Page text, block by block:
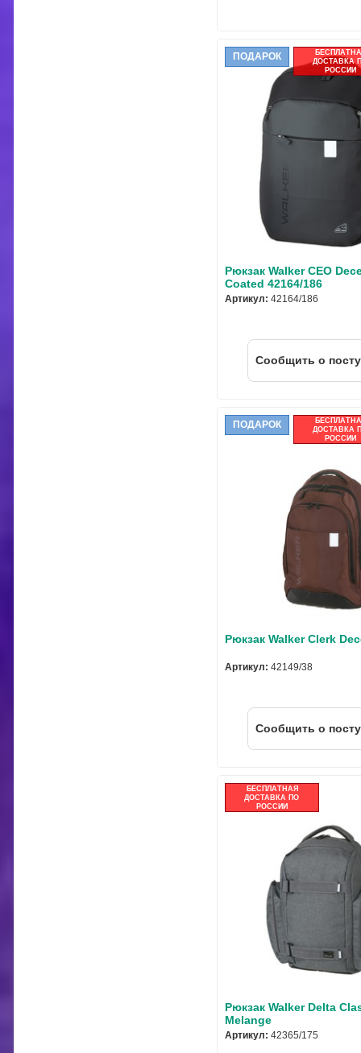
ПОДАРОК
ДОСТАВКА
РОССИИ
Рюкзак Walker CEO
Coated 42164/186
Артикул: 42164/186
Cообщить о
ПОДАРОК
ДОСТАВКА
РОССИИ
Рюкзак Walker Clerk
Артикул: 42149/38
Cообщить о
БЕСПЛАТНАЯ
ДОСТАВКА ПО
РОССИИ
Рюкзак Walker Delta
Melange
Артикул: 42365/175